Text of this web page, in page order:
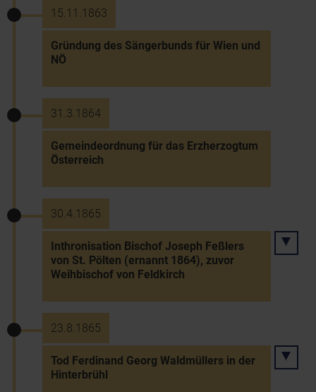
15.11.1863
Gründung des Sängerbunds für Wien und
NÖ
31.3.1864
Gemeindeordnung für das Erzherzogtum
Österreich
30.4.1865
Inthronisation Bischof Joseph Feßlers
von St. Pölten (ernannt 1864), zuvor
Weihbischof von Feldkirch
23.8.1865
Tod Ferdinand Georg Waldmüllers in der
Hinterbrühl